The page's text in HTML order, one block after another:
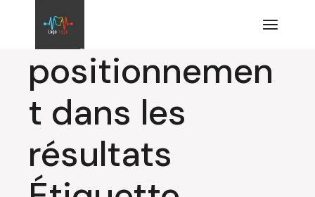
contenu
positionnemen
t dans les
résultats